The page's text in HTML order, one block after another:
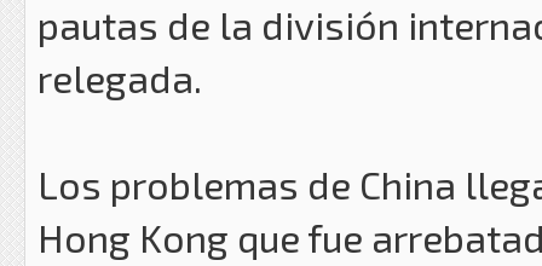
pautas de la división
relegada.
Los problemas de China
Hong Kong que fue